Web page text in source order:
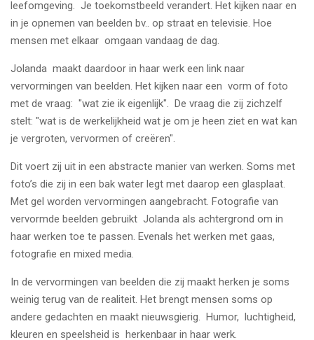
leefomgeving. Je toekomstbeeld verandert. Het kijken naar en
in je opnemen van beelden bv.. op straat en televisie. Hoe
mensen met elkaar omgaan vandaag de dag.
Jolanda maakt daardoor in haar werk een link naar
vervormingen van beelden. Het kijken naar een vorm of foto
met de vraag: "wat zie ik eigenlijk". De vraag die zij zichzelf
stelt: "wat is de werkelijkheid wat je om je heen ziet en wat kan
je vergroten, vervormen of creëren".
Dit voert zij uit in een abstracte manier van werken. Soms met
foto’s die zij in een bak water legt met daarop een glasplaat.
Met gel worden vervormingen aangebracht. Fotografie van
vervormde beelden gebruikt Jolanda als achtergrond om in
haar werken toe te passen. Evenals het werken met gaas,
fotografie en mixed media.
In de vervormingen van beelden die zij maakt herken je soms
weinig terug van de realiteit. Het brengt mensen soms op
andere gedachten en maakt nieuwsgierig. Humor, luchtigheid,
kleuren en speelsheid is herkenbaar in haar werk.